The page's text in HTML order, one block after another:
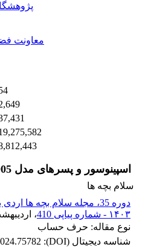
معاونت
اسپینوسور و پسرهای مدل 2005 و 2010
سلام بچه ها
۱۴۰۳ - شماره پیاپی 410
، اردیبهشت
نوع مقاله: حرف حساب
شناسه دیجیتال (DOI):